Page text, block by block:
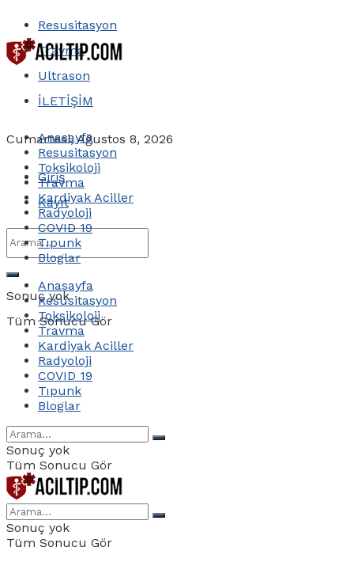
Resusitasyon
Travma
Ultrason
İLETİŞİM
Cumartesi, Ağustos 8, 2026
Giriş
Kayıt
Sonuç yok
Tüm Sonucu Gör
Anasayfa
Resusitasyon
Toksikoloji
Travma
Kardiyak Aciller
Radyoloji
COVID 19
Tıpunk
Bloglar
Anasayfa
Resusitasyon
Toksikoloji
Travma
Kardiyak Aciller
Radyoloji
COVID 19
Tıpunk
Bloglar
Sonuç yok
Tüm Sonucu Gör
Sonuç yok
Tüm Sonucu Gör